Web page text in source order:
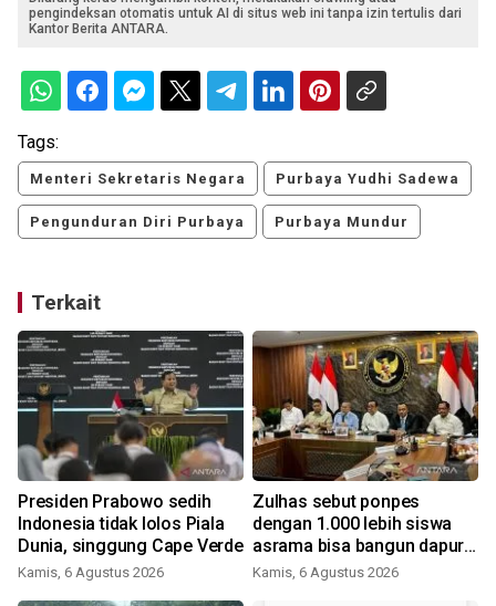
pengindeksan otomatis untuk AI di situs web ini tanpa izin tertulis dari
Kantor Berita ANTARA.
Tags:
Menteri Sekretaris Negara Purbaya Yudhi Sadewa
Pengunduran Diri Purbaya Purbaya Mundur
Terkait
Presiden Prabowo sedih
Indonesia tidak lolos Piala
Dunia, singgung Cape Verde
Kamis, 6 Agustus 2026
Zulhas sebut ponpes
dengan 1.000 lebih siswa
asrama bisa bangun dapur
MBG
Kamis, 6 Agustus 2026